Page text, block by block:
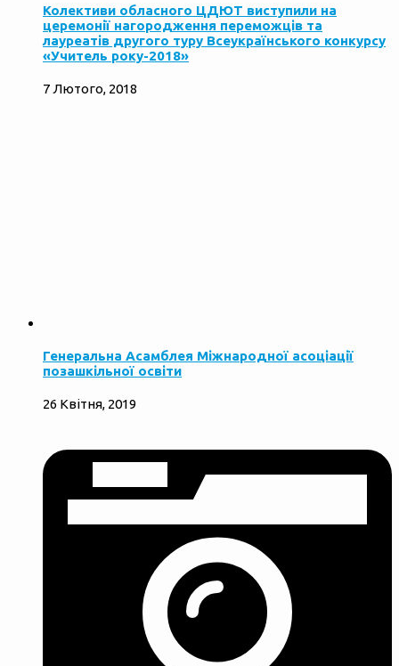
Колективи обласного ЦДЮТ виступили на
церемонії нагородження переможців та
лауреатів другого туру Всеукраїнського конкурсу
«Учитель року-2018»
7 Лютого, 2018
Генеральна Асамблея Міжнародної асоціації
позашкільної освіти
26 Квітня, 2019